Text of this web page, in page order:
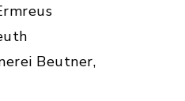
Beutner,